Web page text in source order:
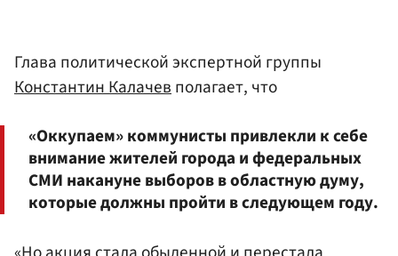
Глава политической экспертной группы
Константин Калачевполагает, что
«Оккупаем» коммунисты привлекли к себе
внимание жителей города и федеральных
СМИ накануне выборов в областную думу,
которые должны пройти в следующем году.